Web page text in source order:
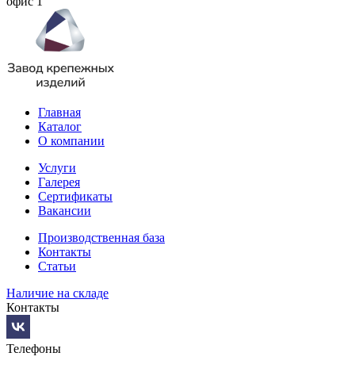
Главная
Каталог
О компании
Услуги
Галерея
Сертификаты
Вакансии
Производственная база
Контакты
Статьи
Наличие на складе
Контакты
Телефоны